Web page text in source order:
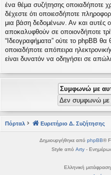
ένα θέμα συζήτησης οποιαδήποτε
δέχεστε ότι οποιεσδήποτε
μια βάση δεδομένων. Αν και αυτές
αποκαλυφθούν σε οποιονδήποτε
“Ιδεογραφήματα” ούτε το phpBB θα
οποιαδήποτε απόπειρα
είναι δυνατόν να οδηγήσει σε
Πόρταλ Ευρετήριο Δ. Συζήτησης
Δημιουργήθηκε από phpBB®
Style από Arty-
Ελληνική